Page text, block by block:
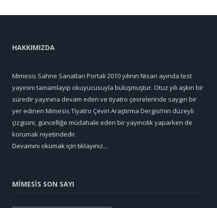
HAKKIMIZDA
Mimesis Sahne Sanatları Portali 2010 yılının Nisan ayında test
yayınını tamamlayıp okuyucusuyla buluşmuştur. Otuz yılı aşkın bir
süredir yayınına devam eden ve tiyatro çevrelerinde saygın bir
yer edinen Mimesis Tiyatro Çeviri Araştırma Dergisi’nin düzeyli
çizgisini, güncelliğe müdahale eden bir yayıncılık yaparken de
korumak niyetindedir.
Devamını okumak için tıklayınız...
MİMESİS SON SAYI